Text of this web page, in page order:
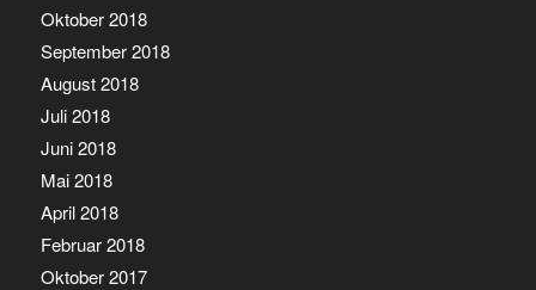
Oktober 2018
September 2018
August 2018
Juli 2018
Juni 2018
Mai 2018
April 2018
Februar 2018
Oktober 2017